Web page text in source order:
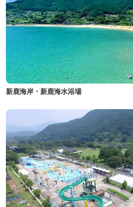
新鹿海岸・新鹿海水浴場